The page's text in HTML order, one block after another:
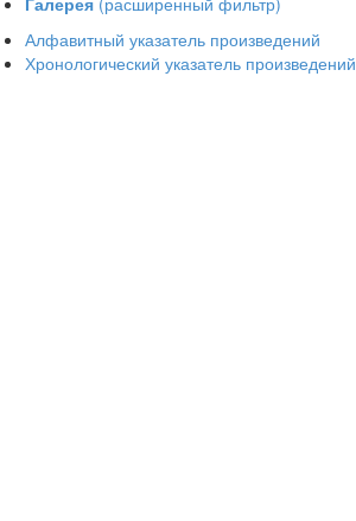
Алфавитный указатель произведений
Хронологический указатель произведений